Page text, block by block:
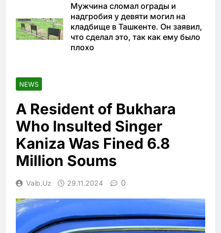
Мужчина сломал ограды и
надгробия у девяти могил на
кладбище в Ташкенте. Он заявил,
что сделал это, так как ему было
плохо
NEWS
A Resident of Bukhara
Who Insulted Singer
Kaniza Was Fined 6.8
Million Soums
Vaib.uz 29.11.2024 0